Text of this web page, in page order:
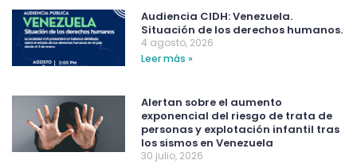
Audiencia CIDH: Venezuela.
Situación de los derechos humanos.
4 agosto, 2026
Leer más »
Alertan sobre el aumento
exponencial del riesgo de trata de
personas y explotación infantil tras
los sismos en Venezuela
30 julio, 2026